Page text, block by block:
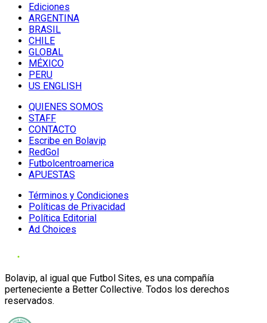
Ediciones
ARGENTINA
BRASIL
CHILE
GLOBAL
MÉXICO
PERU
US ENGLISH
QUIENES SOMOS
STAFF
CONTACTO
Escribe en Bolavip
RedGol
Futbolcentroamerica
APUESTAS
Términos y Condiciones
Políticas de Privacidad
Política Editorial
Ad Choices
Bolavip, al igual que Futbol Sites, es una compañía
perteneciente a Better Collective. Todos los derechos
reservados.